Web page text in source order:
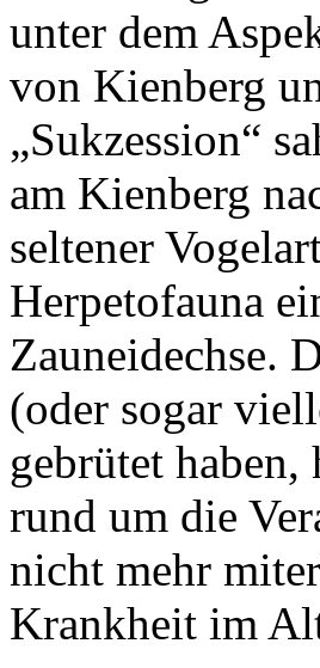
unter dem
von Kienberg
„Sukzession“
am Kienberg
seltener
Herpetofauna
Zauneidechse.
(oder sogar
gebrütet
rund um die
nicht mehr
Krankheit im